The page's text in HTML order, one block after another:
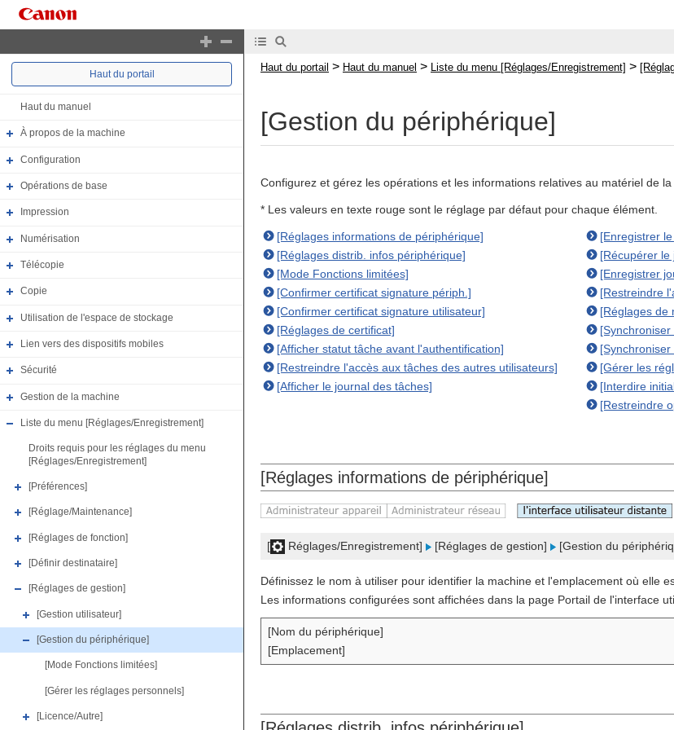
Haut du portail
Haut du manuel
À propos de la machine
Configuration
Opérations de base
Impression
Numérisation
Télécopie
Copie
Utilisation de l'espace de stockage
Lien vers des dispositifs mobiles
Sécurité
Gestion de la machine
Liste du menu [Réglages/Enregistrement]
Droits requis pour les réglages du menu
[Réglages/Enregistrement]
[Préférences]
[Réglage/Maintenance]
[Réglages de fonction]
[Définir destinataire]
[Réglages de gestion]
[Gestion utilisateur]
[Gestion du périphérique]
[Mode Fonctions limitées]
[Gérer les réglages personnels]
[Licence/Autre]
Haut du portail > Haut du manuel > Liste du menu [Réglages/Enregistrement] >
[Gestion du périphérique]
Configurez et gérez les opérations et les informations relatives au matériel de la
* Les valeurs en texte rouge sont le réglage par défaut pour chaque élément.
[Réglages informations de périphérique]
[Réglages distrib. infos périphérique]
[Mode Fonctions limitées]
[Confirmer certificat signature périph.]
[Confirmer certificat signature utilisateur]
[Réglages de certificat]
[Afficher statut tâche avant l'authentification]
[Restreindre l'accès aux tâches des autres utilisateurs]
[Afficher le journal des tâches]
[Enregistrer
[Récupérer le
[Enregistrer
[Restreindre
[Réglages de
[Gérer les
[Interdire
[Restreindre
[Réglages informations de périphérique]
[ Réglages/Enregistrement] [Réglages de gestion] [Gestion du
Définissez le nom à utiliser pour identifier la machine et l'emplacement où elle
Les informations configurées sont affichées dans la page Portail de l'interface
[Nom du périphérique]
[Emplacement]